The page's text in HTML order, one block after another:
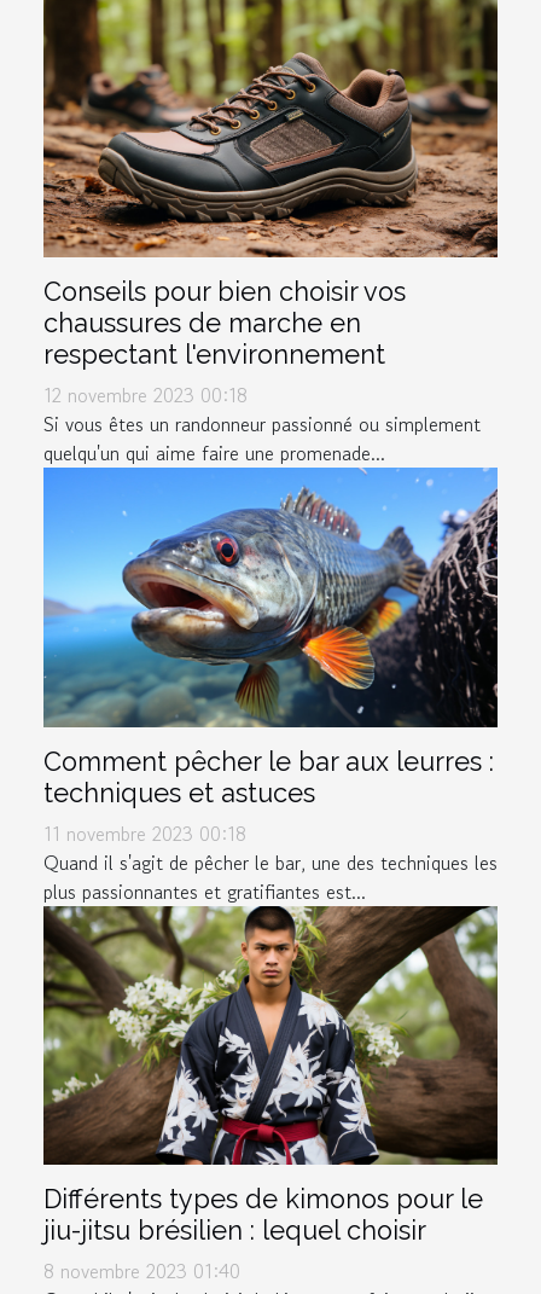
Conseils pour bien choisir vos
chaussures de marche en
respectant l'environnement
12 novembre 2023 00:18
Si vous êtes un randonneur passionné ou simplement
quelqu'un qui aime faire une promenade...
Comment pêcher le bar aux leurres :
techniques et astuces
11 novembre 2023 00:18
Quand il s'agit de pêcher le bar, une des techniques les
plus passionnantes et gratifiantes est...
Différents types de kimonos pour le
jiu-jitsu brésilien : lequel choisir
8 novembre 2023 01:40